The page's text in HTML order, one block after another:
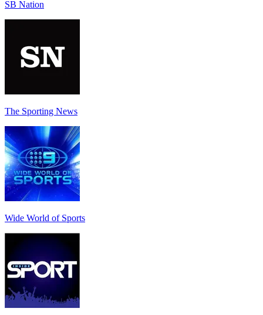
SB Nation
The Sporting News
Wide World of Sports